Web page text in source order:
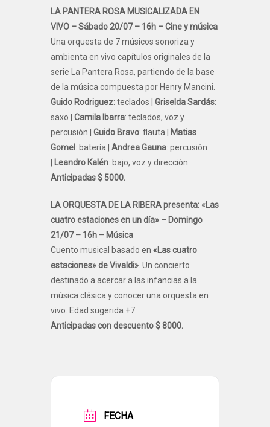
LA PANTERA ROSA MUSICALIZADA EN
VIVO – Sábado 20/07 – 16h – Cine y música
Una orquesta de 7 músicos sonoriza y
ambienta en vivo capítulos originales de la
serie La Pantera Rosa, partiendo de la base
de la música compuesta por Henry Mancini.
Guido Rodriguez: teclados | Griselda Sardás:
saxo | Camila Ibarra: teclados, voz y
percusión | Guido Bravo: flauta |
Matias
Gomel : batería | Andrea Gauna: percusión
Leandro Kalén: bajo, voz y dirección.
Anticipadas $ 5000.
LA ORQUESTA DE LA RIBERA presenta: «Las
cuatro estaciones en un día» – Domingo
21/07 – 16h – Música
Cuento musical basado en «Las cuatro
estaciones» de Vivaldi» . Un concierto
destinado a acercar a las infancias a la
música clásica y conocer una orquesta en
vivo. Edad sugerida +7
Anticipadas con descuento $ 8000.
FECHA